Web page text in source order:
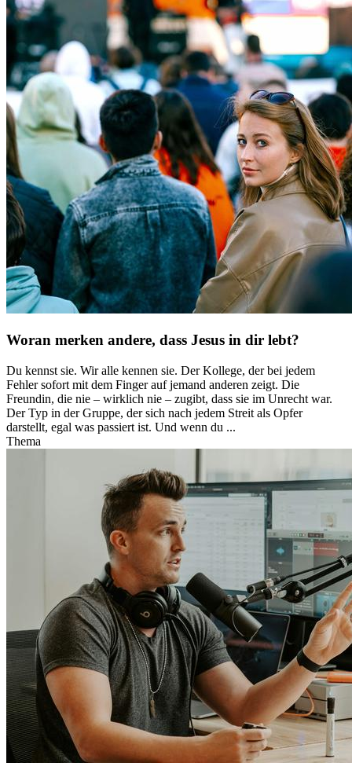
Woran merken andere, dass Jesus in dir lebt?
Du kennst sie. Wir alle kennen sie. Der Kollege, der bei jedem
Fehler sofort mit dem Finger auf jemand anderen zeigt. Die
Freundin, die nie – wirklich nie – zugibt, dass sie im Unrecht war.
Der Typ in der Gruppe, der sich nach jedem Streit als Opfer
darstellt, egal was passiert ist. Und wenn du ...
Thema